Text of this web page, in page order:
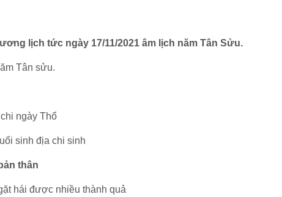
lịch tức ngày 17/11/2021 âm lịch năm Tân Sửu.
Tân sửu.
ngày Thổ
sinh địa chi sinh
thân
hái được nhiều thành quả